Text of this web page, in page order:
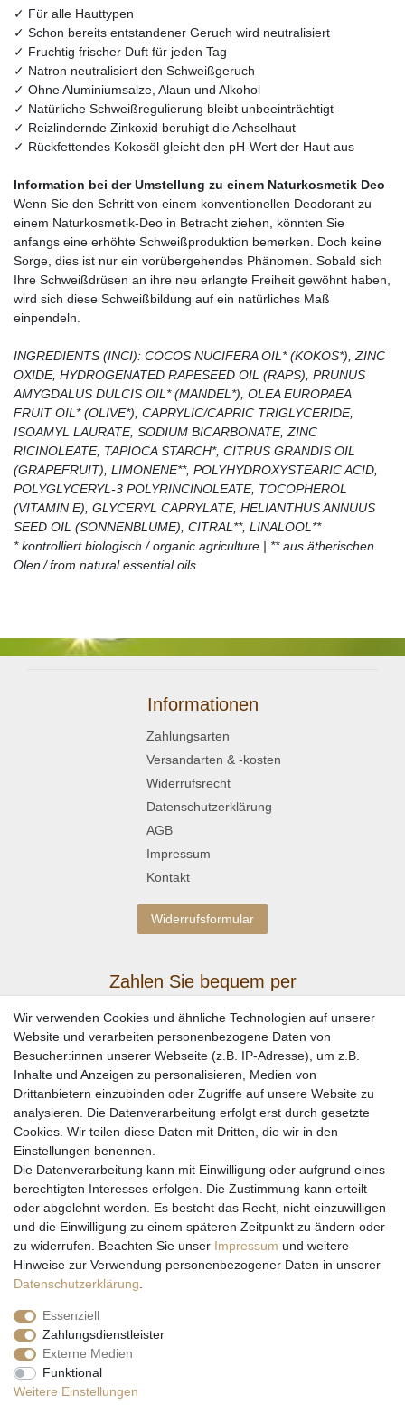
✓ Für alle Hauttypen
✓ Schon bereits entstandener Geruch wird neutralisiert
✓ Fruchtig frischer Duft für jeden Tag
✓ Natron neutralisiert den Schweißgeruch
✓ Ohne Aluminiumsalze, Alaun und Alkohol
✓ Natürliche Schweißregulierung bleibt unbeeinträchtigt
✓ Reizlindernde Zinkoxid beruhigt die Achselhaut
✓ Rückfettendes Kokosöl gleicht den pH-Wert der Haut aus
Information bei der Umstellung zu einem Naturkosmetik Deo
Wenn Sie den Schritt von einem konventionellen Deodorant zu
einem Naturkosmetik-Deo in Betracht ziehen, könnten Sie
anfangs eine erhöhte Schweißproduktion bemerken. Doch keine
Sorge, dies ist nur ein vorübergehendes Phänomen. Sobald sich
Ihre Schweißdrüsen an ihre neu erlangte Freiheit gewöhnt haben,
wird sich diese Schweißbildung auf ein natürliches Maß
einpendeln.
INGREDIENTS (INCI): COCOS NUCIFERA OIL* (KOKOS*), ZINC
OXIDE, HYDROGENATED RAPESEED OIL (RAPS), PRUNUS
AMYGDALUS DULCIS OIL* (MANDEL*), OLEA EUROPAEA
FRUIT OIL* (OLIVE*), CAPRYLIC/CAPRIC TRIGLYCERIDE,
ISOAMYL LAURATE, SODIUM BICARBONATE, ZINC
RICINOLEATE, TAPIOCA STARCH*, CITRUS GRANDIS OIL
(GRAPEFRUIT), LIMONENE**, POLYHYDROXYSTEARIC ACID,
POLYGLYCERYL-3 POLYRINCINOLEATE, TOCOPHEROL
(VITAMIN E), GLYCERYL CAPRYLATE, HELIANTHUS ANNUUS
SEED OIL (SONNENBLUME), CITRAL**, LINALOOL**
* kontrolliert biologisch / organic agriculture | ** aus ätherischen
Ölen / from natural essential oils
Informationen
Zahlungsarten
Versandarten & -kosten
Widerrufsrecht
Datenschutzerklärung
AGB
Impressum
Kontakt
Widerrufsformular
Zahlen Sie bequem per
Wir versenden mit
* Alle Preise inkl. gesetzl. Mehrwertsteuer zzgl. Versandkosten und ggf.
Nachnahmegebühren, wenn nicht anders beschrieben
Wir verwenden Cookies und ähnliche Technologien auf unserer
Website und verarbeiten personenbezogene Daten von
Besucher:innen unserer Webseite (z.B. IP-Adresse), um z.B.
Inhalte und Anzeigen zu personalisieren, Medien von
Drittanbietern einzubinden oder Zugriffe auf unsere Website zu
analysieren. Die Datenverarbeitung erfolgt erst durch gesetzte
Cookies. Wir teilen diese Daten mit Dritten, die wir in den
Einstellungen benennen.
Die Datenverarbeitung kann mit Einwilligung oder aufgrund eines
berechtigten Interesses erfolgen. Die Zustimmung kann erteilt
oder abgelehnt werden. Es besteht das Recht, nicht einzuwilligen
und die Einwilligung zu einem späteren Zeitpunkt zu ändern oder
zu widerrufen. Beachten Sie unser Impressum und weitere
Hinweise zur Verwendung personenbezogener Daten in unserer
Daten­schutz­erklärung
Essenziell
Zahlungsdienstleister
Externe Medien
Funktional
Weitere Einstellungen